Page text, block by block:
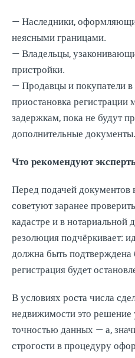
— Наследники,
неясными границами.
— Владельцы,
пристройки.
— Продавцы и покупатели в
приостановка регистрации
задержкам, пока не будут
дополнительные документы.
Что рекомендуют
Перед подачей документов
советуют заранее
кадастре и в нотариальной
резолюция подчёркивает:
должна быть подтверждена
регистрация будет
В условиях роста числа
недвижимости это решение
точностью данных — а,
строгости в процедуру